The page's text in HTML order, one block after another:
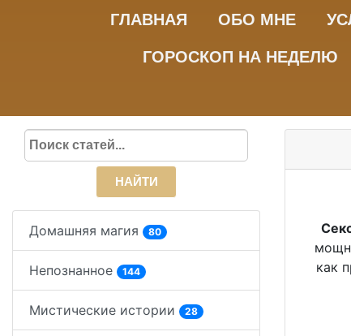
ГЛАВНАЯ ОБО МНЕ
ГОРОСКОП НА НЕДЕЛЮ
НАЙТИ
Домашняя магия 80
Непознанное 144
Мистические истории 28
как